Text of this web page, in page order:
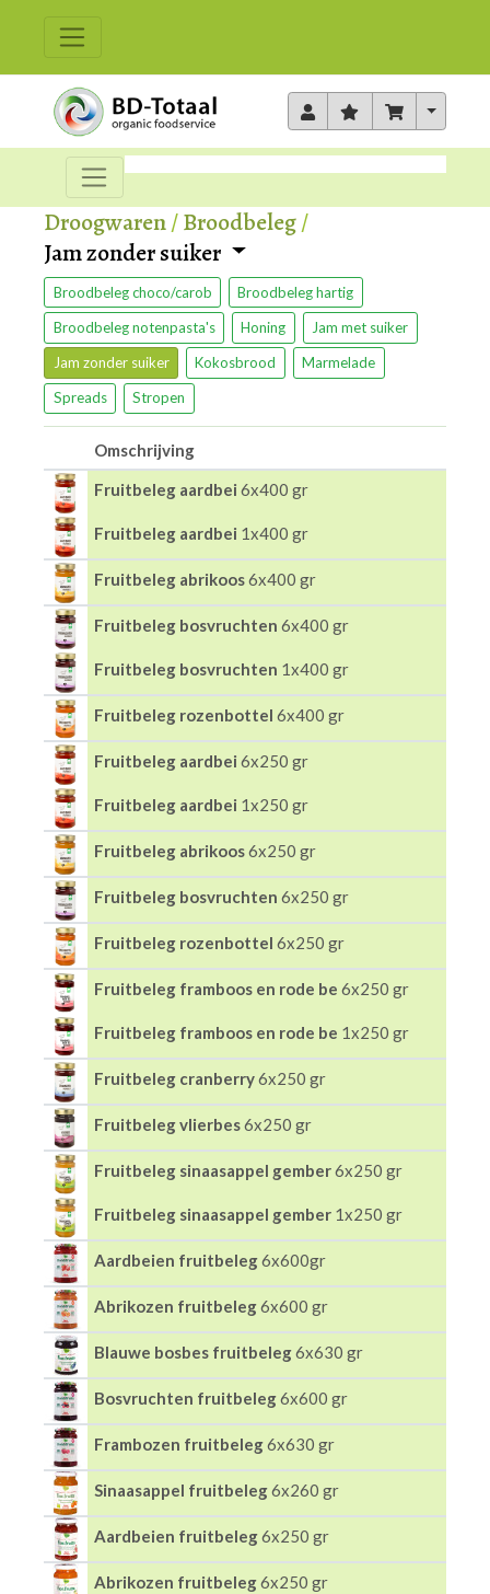
Toggle
Droogwaren/Broodbeleg/
Jam zonder suiker
Broodbeleg choco/carob Broodbeleg hartig
Broodbeleg notenpasta's Honing Jam met suiker
Jam zonder suiker Kokosbrood Marmelade
Spreads Stropen
Omschrijving
Fruitbeleg aardbei 6x400 gr
Fruitbeleg aardbei 1x400 gr
Fruitbeleg abrikoos6x400 gr
Fruitbeleg bosvruchten 6x400 gr
Fruitbeleg bosvruchten 1x400 gr
Fruitbeleg rozenbottel 6x400 gr
Fruitbeleg aardbei 6x250 gr
Fruitbeleg aardbei 1x250 gr
Fruitbeleg abrikoos6x250 gr
Fruitbeleg bosvruchten 6x250 gr
Fruitbeleg rozenbottel 6x250 gr
Fruitbeleg framboos en rode be 6x250 gr
Fruitbeleg framboos en rode be 1x250 gr
Fruitbeleg cranberry6x250 gr
Fruitbeleg vlierbes6x250 gr
Fruitbeleg sinaasappel gember6x250 gr
Fruitbeleg sinaasappel gember 1x250 gr
Aardbeien fruitbeleg6x600gr
Abrikozen fruitbeleg6x600 gr
Blauwe bosbes fruitbeleg6x630 gr
Bosvruchten fruitbeleg6x600 gr
Frambozen fruitbeleg6x630 gr
Sinaasappel fruitbeleg6x260 gr
Aardbeien fruitbeleg6x250 gr
Abrikozen fruitbeleg6x250 gr